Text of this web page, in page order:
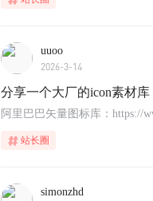
uuoo
2026-3-14
分享一个大厂的icon素材
阿里巴巴矢量图标库：https://
站长圈
simonzhd